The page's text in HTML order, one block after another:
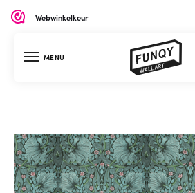
Webwinkelkeur
MENU